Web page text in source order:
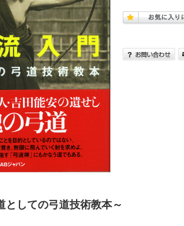
しての弓道技術教本～